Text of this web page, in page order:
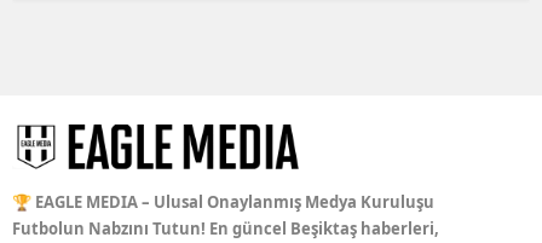
🏆 EAGLE MEDIA – Ulusal Onaylanmış Medya Kuruluşu
Futbolun Nabzını Tutun! En güncel Beşiktaş haberleri,